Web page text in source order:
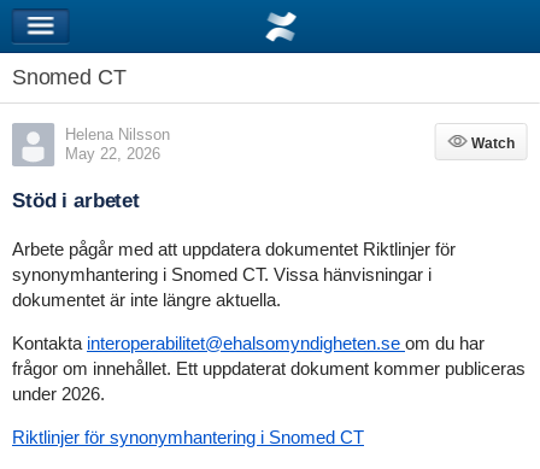
Snomed CT
Helena Nilsson
May 22, 2026
Watch
Watch
Stöd i arbetet
Arbete pågår med att uppdatera dokumentet Riktlinjer för
synonymhantering i Snomed CT. Vissa hänvisningar i
dokumentet är inte längre aktuella.
Kontakta interoperabilitet@ehalsomyndigheten.se om du har
frågor om innehållet. Ett uppdaterat dokument kommer publiceras
under 2026.
Riktlinjer för synonymhantering i Snomed CT